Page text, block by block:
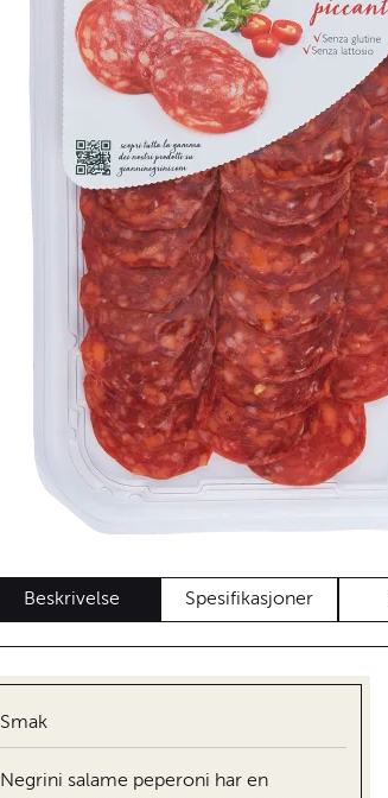
Beskrivelse Spesifikasjoner
Smak
Negrini salame peperoni har en